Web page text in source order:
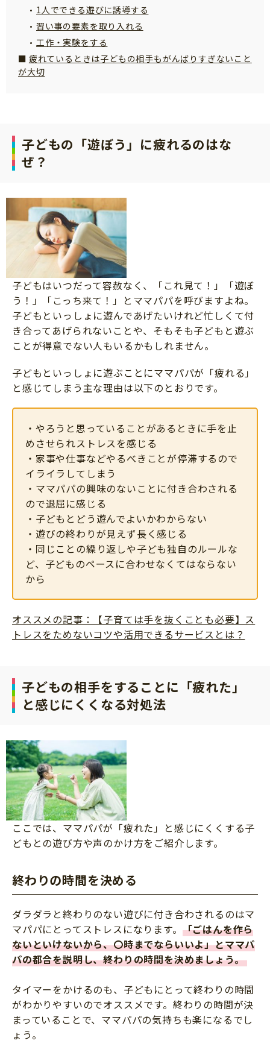
個⼈情報について
お問い合わせ
1人でできる遊びに誘導する
習い事の要素を取り入れる
工作・実験をする
疲れているときは子どもの相手もがんばりすぎないこと
が大切
子どもの「遊ぼう」に疲れるのはな
ぜ？
子どもはいつだって容赦なく、「これ見て！」「遊ぼ
う！」「こっち来て！」とママパパを呼びますよね。
子どもといっしょに遊んであげたいけれど忙しくて付
き合ってあげられないことや、そもそも子どもと遊ぶ
ことが得意でない人もいるかもしれません。
子どもといっしょに遊ぶことにママパパが「疲れる」
と感じてしまう主な理由は以下のとおりです。
・やろうと思っていることがあるときに手を止
めさせられストレスを感じる
・家事や仕事などやるべきことが停滞するので
イライラしてしまう
・ママパパの興味のないことに付き合わされる
ので退屈に感じる
・子どもとどう遊んでよいかわからない
・遊びの終わりが見えず長く感じる
・同じことの繰り返しや子ども独自のルールな
ど、子どものペースに合わせなくてはならない
から
オススメの記事：【子育ては手を抜くことも必要】ス
トレスをためないコツや活用できるサービスとは？
子どもの相手をすることに「疲れた」
と感じにくくなる対処法
ここでは、ママパパが「疲れた」と感じにくくする子
どもとの遊び方や声のかけ方をご紹介します。
終わりの時間を決める
ダラダラと終わりのない遊びに付き合わされるのはマ
マパパにとってストレスになります。 「ごはんを作ら
ないといけないから、〇時までならいいよ」とママパ
パの都合を説明し、終わりの時間を決めましょう。
タイマーをかけるのも、子どもにとって終わりの時間
がわかりやすいのでオススメです。終わりの時間が決
まっていることで、ママパパの気持ちも楽になるでし
ょう。